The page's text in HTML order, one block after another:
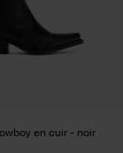
en cuir - noir